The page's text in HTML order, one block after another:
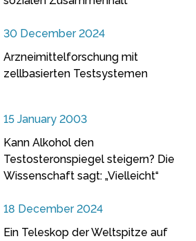
30 December 2024
Arzneimittelforschung mit
zellbasierten Testsystemen
15 January 2003
Kann Alkohol den
Testosteronspiegel steigern? Die
Wissenschaft sagt: „Vielleicht“
18 December 2024
Ein Teleskop der Weltspitze auf